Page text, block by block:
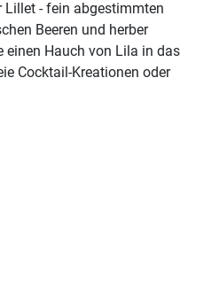
- fein abgestimmten
Beeren und herber
einen Hauch von Lila in das
Cocktail-Kreationen oder